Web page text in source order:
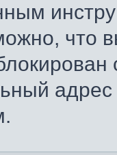
что
адрес